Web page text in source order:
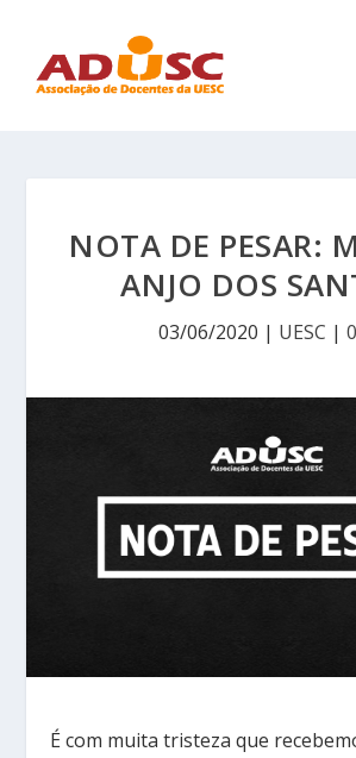
NOTA DE PESAR:
ANJO DOS
03/06/2020 | UESC | 0
É com muita tristeza que